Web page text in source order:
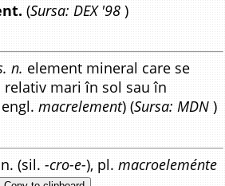
(Sursa: DEX '98 )
n. element mineral care se
relativ mari în sol sau în
engl.macrelement) (Sursa: MDN )
(sil.-cro-e-), pl.macroeleménte